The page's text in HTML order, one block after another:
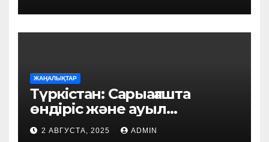
ЖАҢАЛЫҚТАР
Түркістан: Сарыағашта
өндіріс және ауыл
шаруашылығы саласында
2 АВГУСТА, 2025 ADMIN